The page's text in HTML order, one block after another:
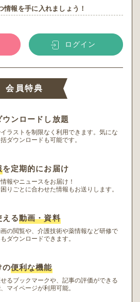
情報を手に入れましょう！
ログイン
会員特典
ウンロードし放題
ラストを制限なく利用できます。 気にな
ダウンロードも可能です。
を定期的にお届け
報やニュースをお届け！
りごとに合わせた情報もお送りします。
える動画・資料
の閲覧や、介護技術や薬情報など研修で
ダウンロードできます。
の便利な機能
るブックマークや、記事の評価ができる
マイページが利用可能。